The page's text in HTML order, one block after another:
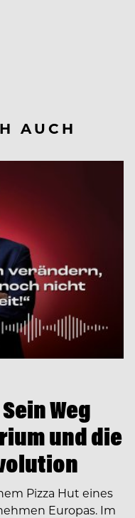
AUCH
Weg
und die
Pizza Hut eines
Europas. Im